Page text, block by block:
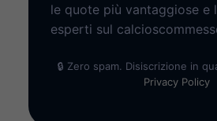
le quote più vantaggiose e
esperti sul
🔒 Zero spam. Disiscrizione in
Privacy Policy